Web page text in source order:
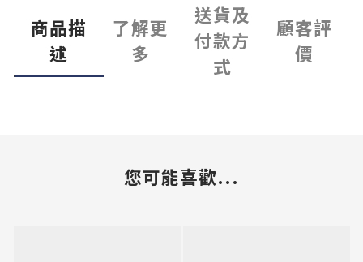
商品描
述
了解更
多
送貨及
付款方
式
顧客評
價
您可能喜歡...